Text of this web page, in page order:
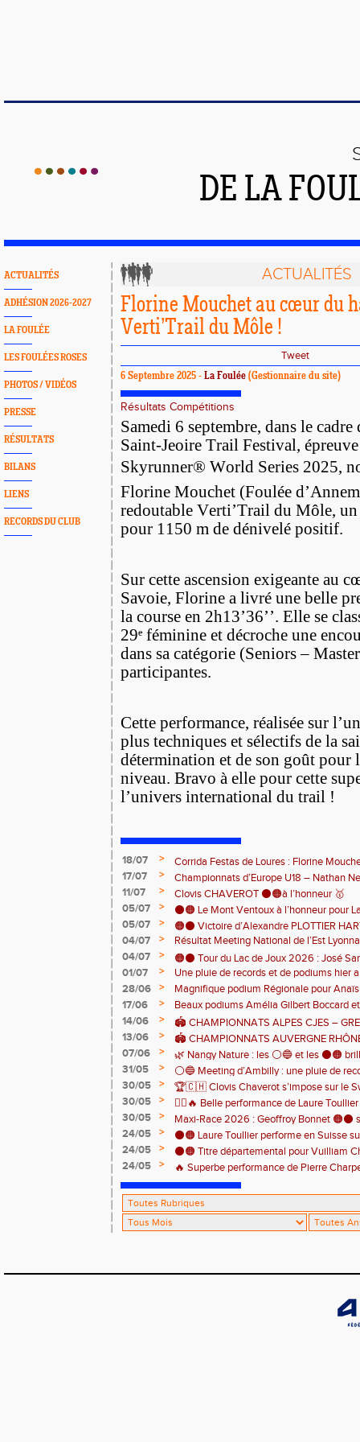
DE LA
ACTUALITÉS
ADHÉSION 2026-2027
LA FOULÉE
LES FOULÉES ROSES
PHOTOS / VIDÉOS
PRESSE
RÉSULTATS
BILANS
LIENS
RECORDS DU CLUB
ACTUALITÉS
Florine Mouchet au cœur du
Verti’Trail du Môle !
Tweet
6 Septembre 2025 - La Foulée (Gestionnaire du site)
Résultats Compétitions
Samedi 6 septembre, dans le
Saint-Jeoire Trail Festival,
Skyrunner® World Series 2025,
Florine Mouchet (Foulée
redoutable Verti’Trail du Môle,
pour 1150 m de dénivelé positif.
Sur cette ascension exigeante au
Savoie, Florine a livré une belle
la course en 2h13’36’’. Elle se
29ᵉ féminine et décroche une
dans sa catégorie (Seniors –
participantes.
Cette performance, réalisée sur
plus techniques et sélectifs de la
détermination et de son goût pour
niveau. Bravo à elle pour cette
l’univers international du trail !
18/07 >
Corrida Festas de Loures : Florine
! 🇵🇹
17/07 >
Championnats d’Europe U18 – Nathan
🇨🇭🏃
11/07 >
Clovis CHAVEROT ⚫️🟠à l’honneur 🥇
05/07
>
⚫️🟠 Le Mont Ventoux à l’honneur pour
05/07
>
🟠⚫️ Victoire d’Alexandre PLOTTIER
– La Garinette ! 🏆👏
04/07 >
Résultat Meeting National de l’Est
04/07
>
🟠⚫️ Tour du Lac de Joux 2026 : José
catégorie ! 🏃‍♂️🏆
01/07 >
Une pluie de records et de podiums hier
clôturer en beauté cette belle saison
28/06 >
Magnifique podium Régionale pour
17/06
>
Beaux podiums Amélia Gilbert Boccard
14/06
>
🏟️ CHAMPIONNATS ALPES CJES –
2026
13/06 >
🏟️ CHAMPIONNATS AUVERGNE
Pontcharra 📅 Samedi 13 juin 2026
07/06 >
🌿 Nangy Nature : les ⚪️🔵 et les ⚫️🟠
31/05
>
⚪️🔵 Meeting d’Ambilly : une pluie de
athlètes de l’EAA ! ⚫️🟠
30/05 >
🏆🇨🇭 Clovis Chaverot s’impose sur le
30/05
>
🏃‍♀️🔥 Belle performance de Laure
! 🔥🏃‍♀️
30/05 >
Maxi-Race 2026 : Geoffroy Bonnet 🟠⚫️
en catégorie M0 sur le Tour du Lac 100
24/05 >
⚫️🟠 Laure Toullier performe en Suisse
24/05
>
⚫️🟠 Titre départemental pour Vuilliam
24/05
>
🔥 Superbe performance de Pierre
Grande montagne